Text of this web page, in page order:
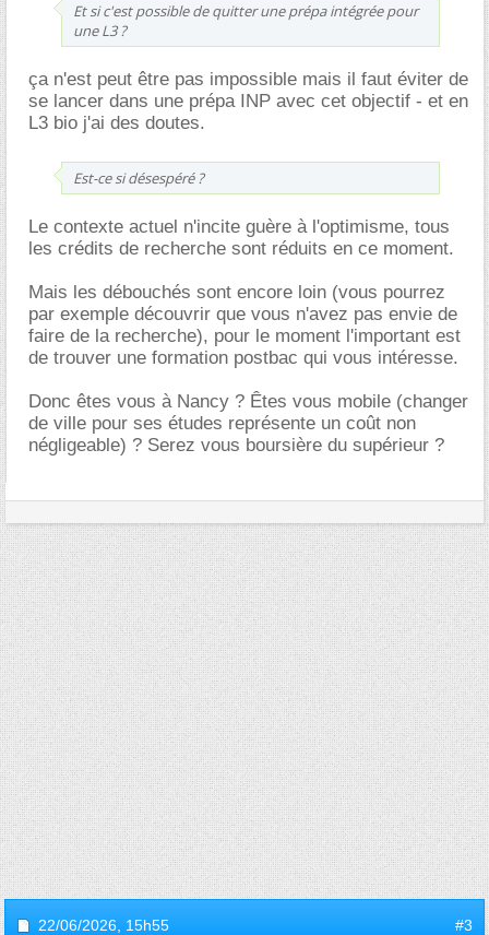
Et si c'est possible de quitter une prépa intégrée pour
une L3 ?
ça n'est peut être pas impossible mais il faut éviter de
se lancer dans une prépa INP avec cet objectif - et en
L3 bio j'ai des doutes.
Est-ce si désespéré ?
Le contexte actuel n'incite guère à l'optimisme, tous
les crédits de recherche sont réduits en ce moment.
Mais les débouchés sont encore loin (vous pourrez
par exemple découvrir que vous n'avez pas envie de
faire de la recherche), pour le moment l'important est
de trouver une formation postbac qui vous intéresse.
Donc êtes vous à Nancy ? Êtes vous mobile (changer
de ville pour ses études représente un coût non
négligeable) ? Serez vous boursière du supérieur ?
22/06/2026, 15h55 #3